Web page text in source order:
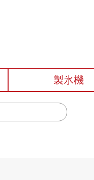
製氷機